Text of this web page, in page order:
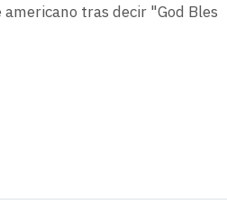
tras decir "God Bles